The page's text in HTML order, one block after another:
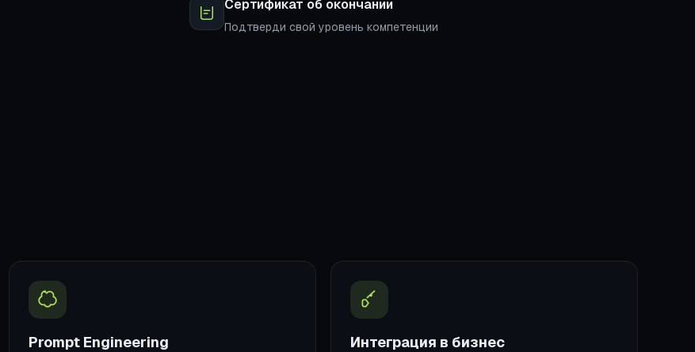
Сертификат об окончании
Подтверди свой уровень компетенции
Prompt Engineering Интеграция в бизнес